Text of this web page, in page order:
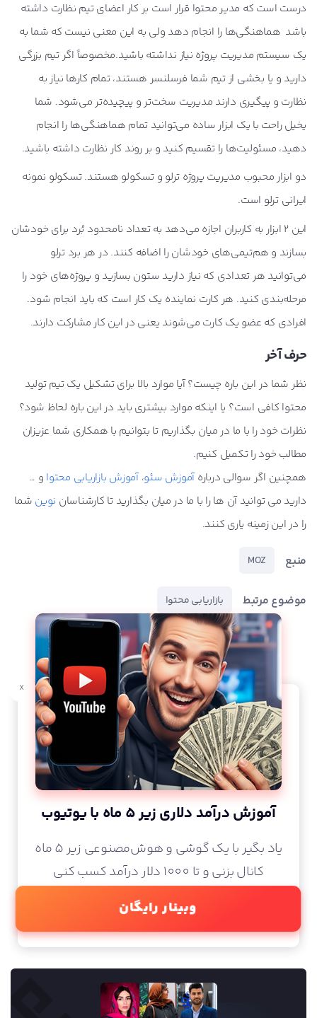
درست است که مدیر محتوا قرار است بر کار اعضای تیم نظارت داشته
باشد هماهنگی‌ها را انجام دهد ولی به این معنی نیست که شما به
یک سیستم مدیریت پروژه نیاز نداشته باشید.مخصوصاً اگر تیم بزرگی
دارید و یا بخشی از تیم شما فرسلنسر هستند، تمام کارها نیاز به
نظارت و پیگیری دارند مدیریت سخت‌تر و پیچیده‌تر می‌شود. شما
یخیل راحت با یک ابزار ساده می‌توانید تمام هماهنگی‌ها را انجام
دهید، مسئولیت‌ها را تقسیم کنید و بر روند کار نظارت داشته باشید.
دو ابزار محبوب مدیریت پروژه ترلو و تسکولو هستند. تسکولو نمونه
ایرانی ترلو است.
این 2 ابزار به کاربران اجازه می‌دهد به تعداد نامحدود بُرد برای خودشان
بسازند و هم‌تیمی‌های خودشان را اضافه کنند. در هر برد ترلو
می‌توانید هر تعدادی که نیاز دارید ستون بسازید و پروژه‌های خود را
مرحله‌بندی کنید. هر کارت نماینده یک کار است که باید انجام شود.
افرادی که عضو یک کارت می‌شوند یعنی در این کار مشارکت دارند.
حرف آخر
نظر شما در این باره چیست؟ آیا موارد بالا برای تشکیل یک تیم تولید
محتوا کافی است؟ یا اینکه موارد بیشتری باید در این باره لحاظ شود؟
نظرات خود را با ما در میان بگذاریم تا بتوانیم با همکاری شما عزیزان
مطالب خود را تکمیل کنیم.
همچنین اگر سوالی دربارهآموزش سئو،آموزش بازاریابی محتوا و …
دارید می توانید آن ها را با ما در میان بگذارید تا کارشناسان نوین شما
را در این زمینه یاری کنند.
منبع MOZ
موضوع مرتبط بازاریابی محتوا
x
آموزش درآمد دلاری زیر 5 ماه با یوتیوب
یاد بگیر با یک گوشی و هوش‌مصنوعی زیر 5 ماه
کانال بزنی و تا 1000 دلار درآمد کسب کنی
وبینار رایگان